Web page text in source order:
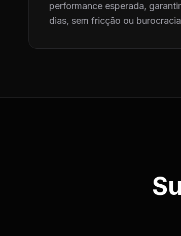
performance esperada,
dias, sem fricção ou